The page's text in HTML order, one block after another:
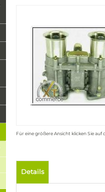
Für eine größere Ansicht klicken Sie auf
Details